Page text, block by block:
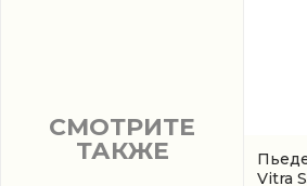
СМОТРИТЕ
ТАКЖЕ
Vitra